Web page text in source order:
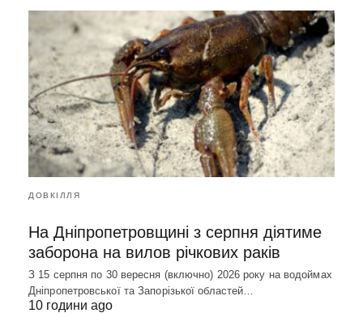
ДОВКІЛЛЯ
На Дніпропетровщині з серпня діятиме
заборона на вилов річкових раків
З 15 серпня по 30 вересня (включно) 2026 року на водоймах
Дніпропетровської та Запорізької областей…
10 години ago